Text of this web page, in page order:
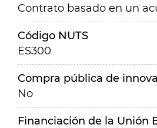
Contrato basado en un
Código NUTS
ES300
Compra pública de
No
Financiación de la Unión